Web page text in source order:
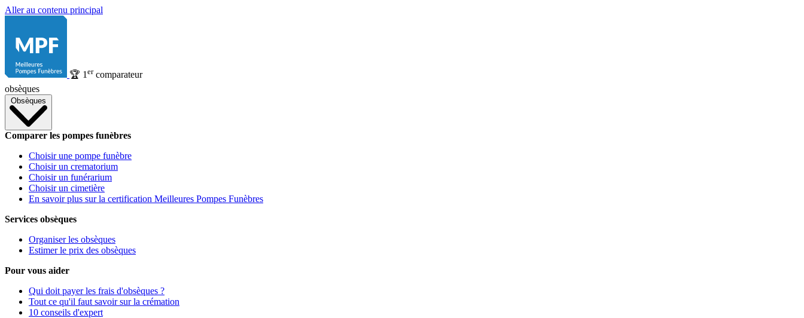
Aller au contenu principal
🏆 1 ercomparateur
obsèques
Obsèques
Comparer les pompes funèbres
Choisir une pompe funèbre
Choisir un crematorium
Choisir un funérarium
Choisir un cimetière
En savoir plus sur la certification Meilleures Pompes Funèbres
Services obsèques
Organiser les obsèques
Estimer le prix des obsèques
Pour vous aider
Qui doit payer les frais d'obsèques ?
Tout ce qu'il faut savoir sur la crémation
10 conseils d'expert